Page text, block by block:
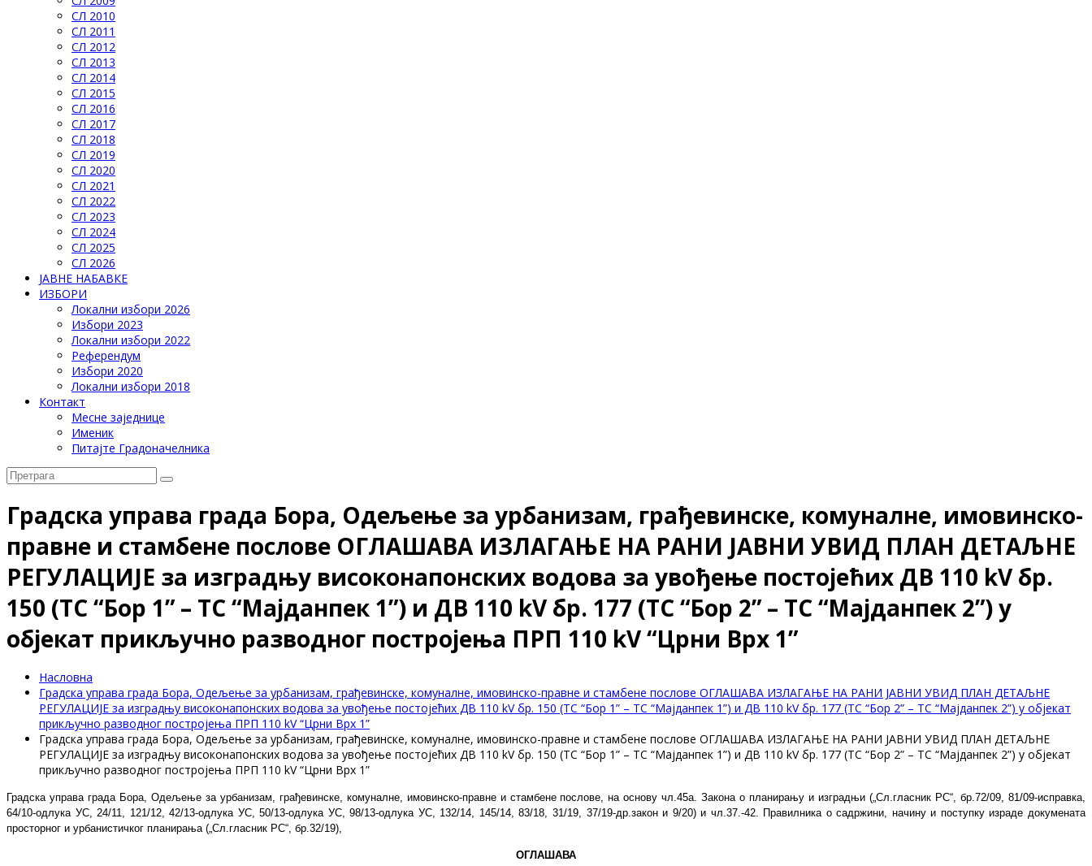
СЛ 2010
СЛ 2011
СЛ 2012
СЛ 2013
СЛ 2014
СЛ 2015
СЛ 2016
СЛ 2017
СЛ 2018
СЛ 2019
СЛ 2020
СЛ 2021
СЛ 2022
СЛ 2023
СЛ 2024
СЛ 2025
СЛ 2026
ЈАВНЕ НАБАВКЕ
ИЗБОРИ
Локални избори 2026
Избори 2023
Локални избори 2022
Референдум
Избори 2020
Локални избори 2018
Контакт
Месне заједнице
Именик
Питајте Градоначелника
Градска управа града Бора, Одељење за урбанизам, грађевинске, комуналне, имовинско-
правне и стамбене послове ОГЛАШАВА ИЗЛАГАЊЕ НА РАНИ ЈАВНИ УВИД ПЛАН ДЕТАЉНЕ
РЕГУЛАЦИЈЕ за изградњу високонапонских водова за увођење постојећих ДВ 110 kV бр.
150 (ТС “Бор 1” – ТС “Мајданпек 1”) и ДВ 110 kV бр. 177 (ТС “Бор 2” – ТС “Мајданпек 2”) у
објекат прикључно разводног постројења ПРП 110 kV “Црни Врх 1”
Насловна
Градска управа града Бора, Одељење за урбанизам, грађевинске, комуналне, имовинско-правне и стамбене послове ОГЛАШАВА ИЗЛАГАЊЕ НА РАНИ ЈАВНИ УВИД ПЛАН ДЕТАЉНЕ
РЕГУЛАЦИЈЕ за изградњу високонапонских водова за увођење постојећих ДВ 110 kV бр. 150 (ТС “Бор 1” – ТС “Мајданпек 1”) и ДВ 110 kV бр. 177 (ТС “Бор 2” – ТС “Мајданпек 2”) у објекат
прикључно разводног постројења ПРП 110 kV “Црни Врх 1”
Градска управа града Бора, Одељење за урбанизам, грађевинске, комуналне, имовинско-правне и стамбене послове ОГЛАШАВА ИЗЛАГАЊЕ НА РАНИ ЈАВНИ УВИД ПЛАН ДЕТАЉНЕ
РЕГУЛАЦИЈЕ за изградњу високонапонских водова за увођење постојећих ДВ 110 kV бр. 150 (ТС “Бор 1” – ТС “Мајданпек 1”) и ДВ 110 kV бр. 177 (ТС “Бор 2” – ТС “Мајданпек 2”) у објекат
прикључно разводног постројења ПРП 110 kV “Црни Врх 1”
Градска управа града Бора, Одељење за урбанизам, грађевинске, комуналне, имовинско-правне и стамбене послове,
на основу чл.45а. Закона о планирању и изградњи („Сл.гласник РС“, бр.72/09, 81/09-исправка,
64/10-одлука УС, 24/11, 121/12, 42/13-одлука УС, 50/13-одлука УС, 98/13-одлука УС, 132/14, 145/14, 83/18, 31/19, 37/19-др.закон и 9/20) и чл.37.-42.
Правилника о садржини, начину и поступку израде докумената
просторног и урбанистичког планирања („Сл.гласник РС“, бр. 32/19),
ОГЛАШАВА